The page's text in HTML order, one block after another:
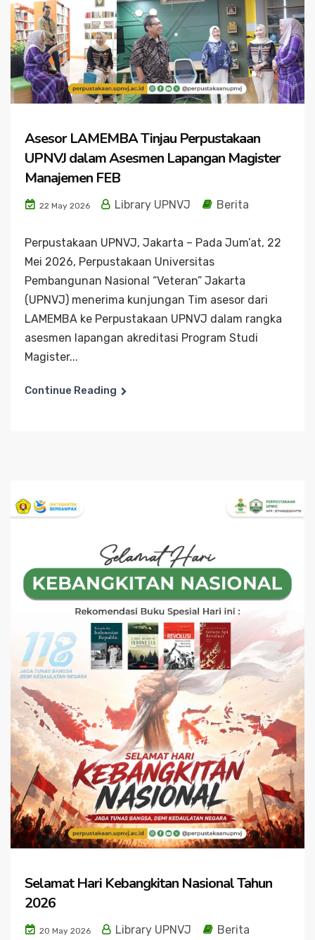
Asesor LAMEMBA Tinjau Perpustakaan
UPNVJ dalam Asesmen Lapangan Magister
Manajemen FEB
22 May 2026 Library UPNVJ Berita
Perpustakaan UPNVJ, Jakarta – Pada Jum’at, 22
Mei 2026, Perpustakaan Universitas
Pembangunan Nasional “Veteran” Jakarta
(UPNVJ) menerima kunjungan Tim asesor dari
LAMEMBA ke Perpustakaan UPNVJ dalam rangka
asesmen lapangan akreditasi Program Studi
Magister...
Continue Reading
Selamat Hari Kebangkitan Nasional Tahun
2026
20 May 2026 Library UPNVJ Berita